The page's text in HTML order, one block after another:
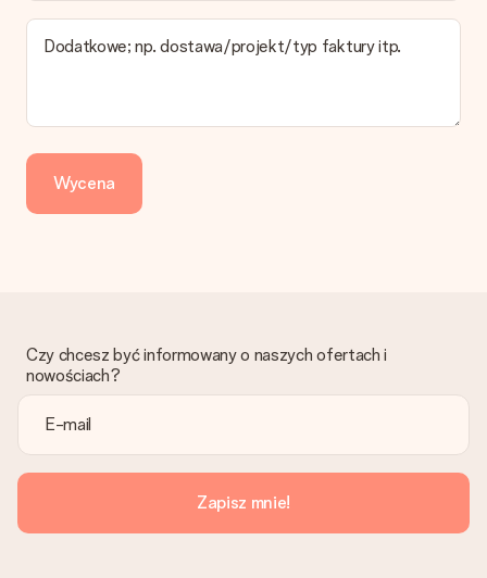
najwolniejszej formy wysyłki.
Zapłata
Dotpay, karta kredytowa, lub przelew bankowy. W przypadku
dni przedłużenia dostawy - kwota musi zostać zaksięgowana,
aby zamówienie trafiło do produkcji. Robiąc przelew, należy
wybrać Przelew Krajowy Europejski.
Czy faktura jest wysyłana razem z zamówieniem?
Żaden rachunek lub faktura nie jest wysyłany z zamówieniem.
Możesz ją również znaleźć na koncie MySurprise. Dzięki temu
możesz wysłać prezent bezpośrednio do odbiorcy, co będzie
prawdziwą niespodzianką!
Dodatkowe; np. dostawa/projekt/typ faktury itp.
Wycena
Czy chcesz być informowany o naszych ofertach i
nowościach?
Zapisz mnie!